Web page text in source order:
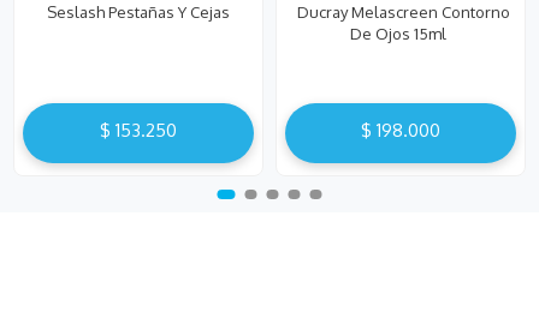
Seslash Pestañas Y Cejas
$ 153.250
Ducray Melascreen Contorno
De Ojos 15ml
$ 198.000